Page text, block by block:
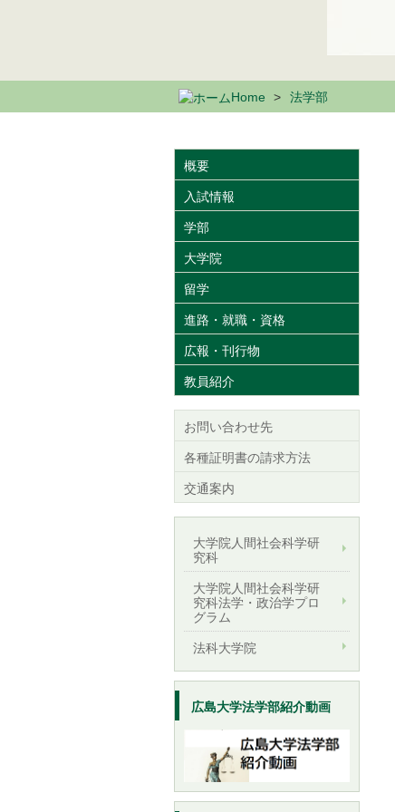
Home 法学部
概要
入試情報
学部
大学院
留学
進路・就職・資格
広報・刊行物
教員紹介
お問い合わせ先
各種証明書の請求方法
交通案内
大学院人間社会科学研
究科
大学院人間社会科学研
究科法学・政治学プロ
グラム
法科大学院
広島大学法学部紹介動画